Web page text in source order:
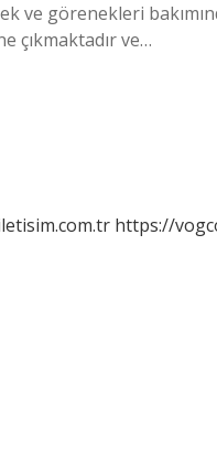
ve görenekleri
çıkmaktadır ve…
https://